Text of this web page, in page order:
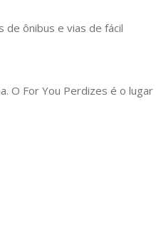
de ônibus e vias de fácil
O For You Perdizes é o lugar